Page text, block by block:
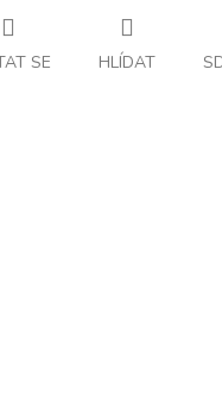
SE HLÍDAT